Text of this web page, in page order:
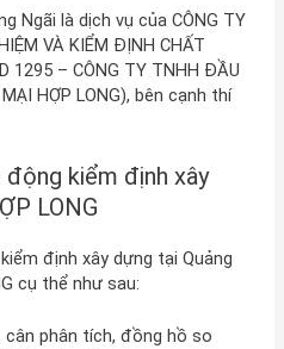
Ngãi là dịch vụ của CÔNG TY
VÀ KIỂM ĐỊNH CHẤT
1295 – CÔNG TY TNHH ĐẦU
HỢP LONG), bên cạnh thí
kiểm định xây
LONG
định xây dựng tại Quảng
cụ thể như sau:
phân tích, đồng hồ so